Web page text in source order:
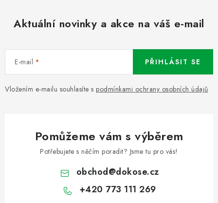
Aktuální novinky a akce na váš e-mail
E-mail
Vložením e-mailu souhlasíte s podmínkami ochrany osobních údajů
PŘIHLÁSIT SE
Pomůžeme vám s výběrem
Potřebujete s něčím poradit? Jsme tu pro vás!
obchod@dokose.cz
+420 773 111 269